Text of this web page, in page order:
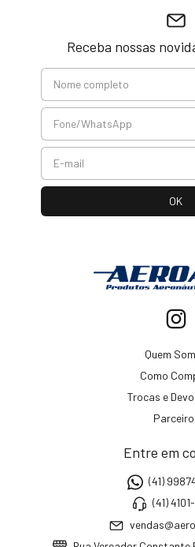
Receba nossas
Quem
Como
Trocas e
Entre em
(41)
(41)